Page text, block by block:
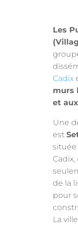
Les
Cadix
murs
et
Une
est
située
de la
pour
La